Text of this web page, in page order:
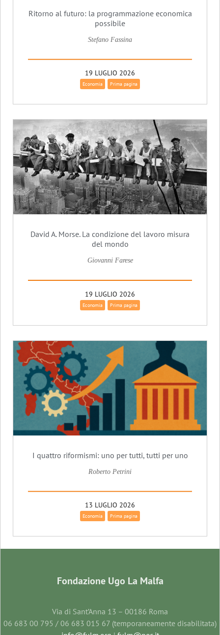
Ritorno al futuro: la programmazione economica
possibile
Stefano Fassina
19 LUGLIO 2026
Economia Prima pagina
David A. Morse. La condizione del lavoro misura
del mondo
Giovanni Farese
19 LUGLIO 2026
Economia Prima pagina
I quattro riformismi: uno per tutti, tutti per uno
Roberto Petrini
13 LUGLIO 2026
Economia Prima pagina
Fondazione Ugo La Malfa
Via di Sant’Anna 13 – 00186 Roma
06 683 00 795 / 06 683 015 67 (temporaneamente disabilitata)